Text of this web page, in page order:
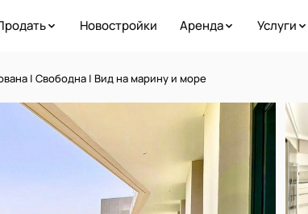
Новостройки Аренда Услуги
| Свободна | Вид на марину и море